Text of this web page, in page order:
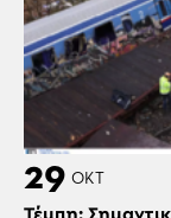
29 ΟΚΤ